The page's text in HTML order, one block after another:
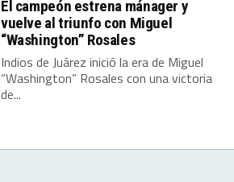
El campeón estrena mánager y
vuelve al triunfo con Miguel
“Washington” Rosales
Indios de Juárez inició la era de Miguel
“Washington” Rosales con una victoria
de...